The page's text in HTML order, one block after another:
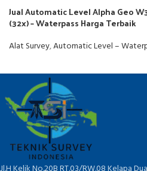
Jual Automatic Level Alpha Geo
(32x) – Waterpass Harga Terbaik
Alat Survey,Automatic Level –